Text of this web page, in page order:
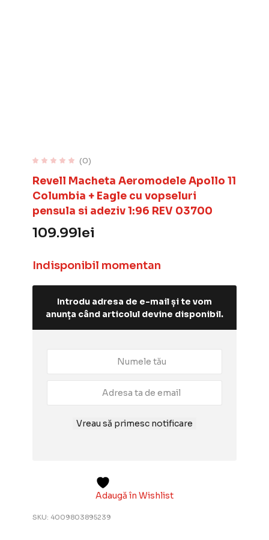
(0)
Revell Macheta Aeromodele Apollo 11
Columbia + Eagle cu vopseluri
pensula si adeziv 1:96 REV 03700
109.99lei
Indisponibil momentan
Introdu adresa de e-mail și te vom
anunța când articolul devine disponibil.
Vreau să primesc notificare
Adaugă în Wishlist
SKU: 4009803895239